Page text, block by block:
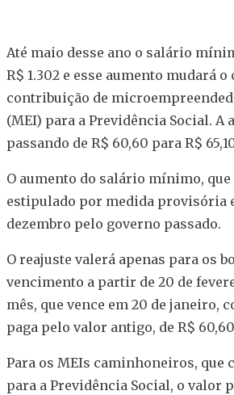
Até maio desse ano o salário
R$ 1.302 e esse aumento mudará
contribuição de
(MEI) para a Previdência Social. A
passando de R$ 60,60 para R$
O aumento do salário mínimo, que
estipulado por medida provisória
dezembro pelo governo passado.
O reajuste valerá apenas para os
vencimento a partir de 20 de
mês, que vence em 20 de janeiro,
paga pelo valor antigo, de R$
Para os MEIs caminhoneiros, que
para a Previdência Social, o valor